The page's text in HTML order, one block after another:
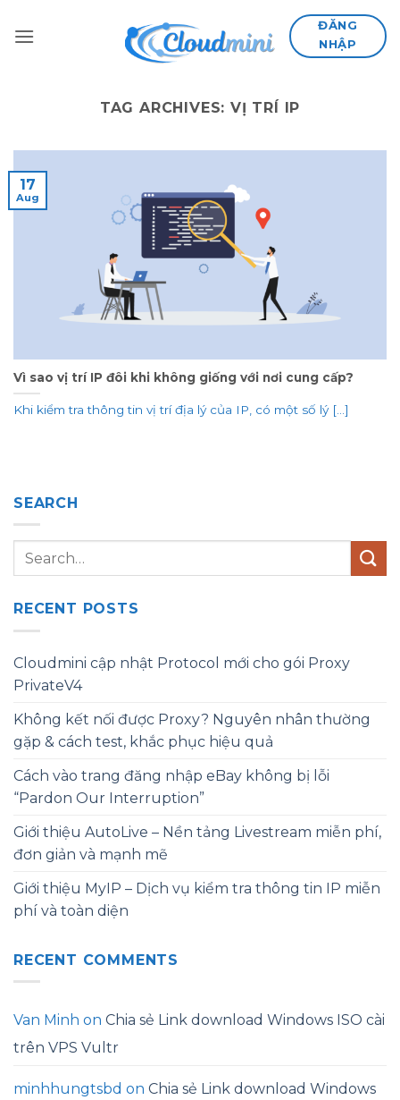
ĐĂNG
NHẬP
TAG ARCHIVES: VỊ TRÍ IP
Vì sao vị trí IP đôi khi không giống với nơi cung cấp?
Khi kiểm tra thông tin vị trí địa lý của IP, có một số lý [...]
17
Aug
SEARCH
RECENT POSTS
Cloudmini cập nhật Protocol mới cho gói Proxy
PrivateV4
Không kết nối được Proxy? Nguyên nhân thường
gặp & cách test, khắc phục hiệu quả
Cách vào trang đăng nhập eBay không bị lỗi
“Pardon Our Interruption”
Giới thiệu AutoLive – Nền tảng Livestream miễn phí,
đơn giản và mạnh mẽ
Giới thiệu MyIP – Dịch vụ kiểm tra thông tin IP miễn
phí và toàn diện
RECENT COMMENTS
Van Minh on Chia sẻ Link download Windows ISO cài
trên VPS Vultr
minhhungtsbd on Chia sẻ Link download Windows